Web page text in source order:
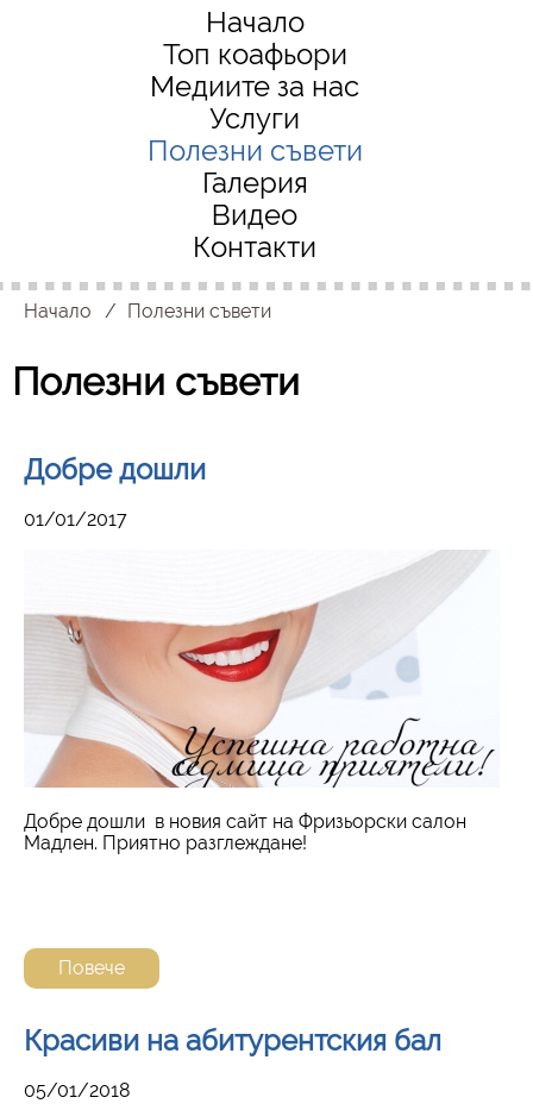
Начало
Топ коафьори
Медиите за нас
Услуги
Полезни съвети
Галерия
Видео
Контакти
Начало Полезни съвети
Полезни съвети
Добре дошли
01/01/2017
Добре дошли в новия сайт на Фризьорски салон
Мадлен. Приятно разглеждане!
Повече
Красиви на абитурентския бал
05/01/2018